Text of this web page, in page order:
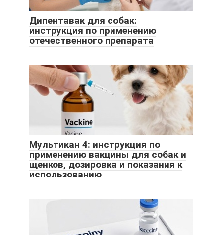
Дипентавак для собак:
инструкция по применению
отечественного препарата
Мультикан 4: инструкция по
применению вакцины для собак и
щенков, дозировка и показания к
использованию